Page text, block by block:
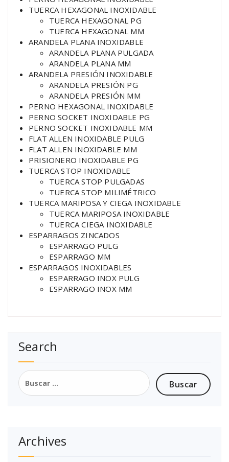
TUERCA HEXAGONAL INOXIDABLE
TUERCA HEXAGONAL PG
TUERCA HEXAGONAL MM
ARANDELA PLANA INOXIDABLE
ARANDELA PLANA PULGADA
ARANDELA PLANA MM
ARANDELA PRESIÓN INOXIDABLE
ARANDELA PRESIÓN PG
ARANDELA PRESIÓN MM
PERNO HEXAGONAL INOXIDABLE
PERNO SOCKET INOXIDABLE PG
PERNO SOCKET INOXIDABLE MM
FLAT ALLEN INOXIDABLE PULG
FLAT ALLEN INOXIDABLE MM
PRISIONERO INOXIDABLE PG
TUERCA STOP INOXIDABLE
TUERCA STOP PULGADAS
TUERCA STOP MILIMÉTRICO
TUERCA MARIPOSA Y CIEGA INOXIDABLE
TUERCA MARIPOSA INOXIDABLE
TUERCA CIEGA INOXIDABLE
ESPARRAGOS ZINCADOS
ESPARRAGO PULG
ESPARRAGO MM
ESPARRAGOS INOXIDABLES
ESPARRAGO INOX PULG
ESPARRAGO INOX MM
Search
Archives